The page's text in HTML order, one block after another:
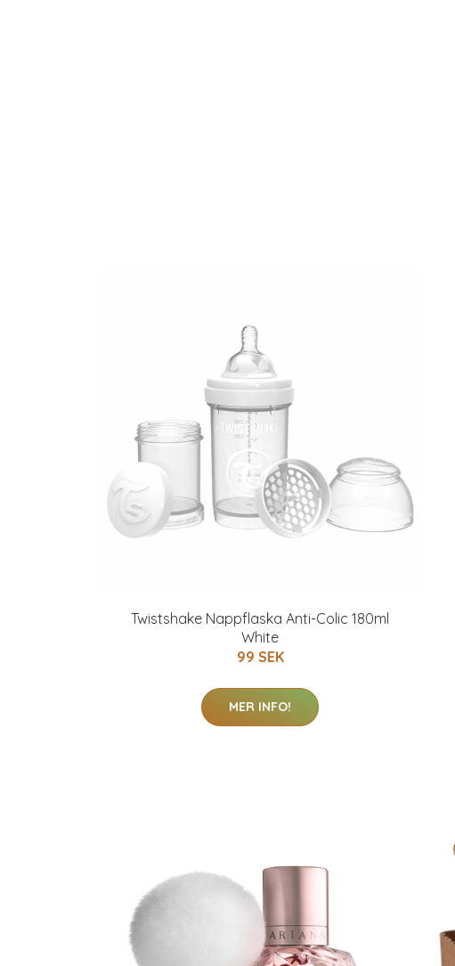
Twistshake Nappflaska Anti-Colic 180ml
White
99 SEK
MER INFO!